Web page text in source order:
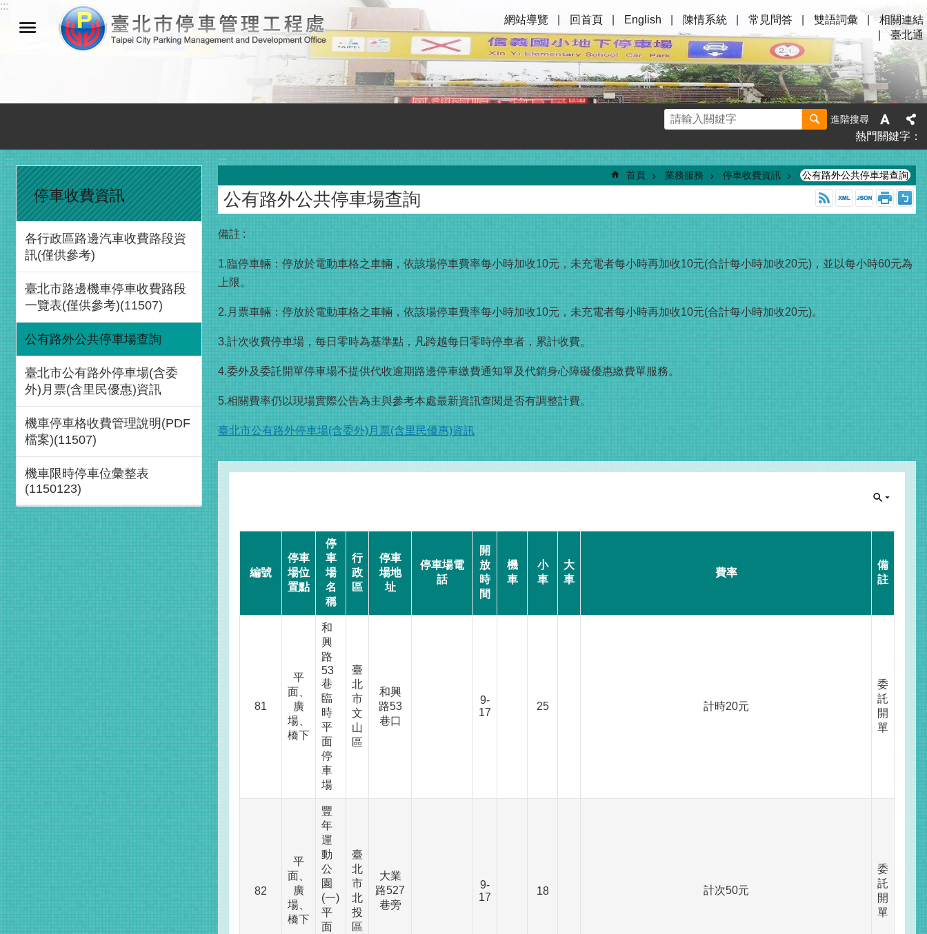
跳到主要內容區塊
:::
網站導覽
回首頁 English 陳情系統 常見問答 雙語詞彙
相關連結
臺北通
進階搜尋
熱門關鍵字
:::
停車收費資訊
各行政區路邊汽車收費路段資
訊(僅供參考)
臺北市路邊機車停車收費路段
一覽表(僅供參考)(11507)
公有路外公共停車場查詢
臺北市公有路外停車場(含委
外)月票(含里民優惠)資訊
機車停車格收費管理說明(PDF
檔案)(11507)
機車限時停車位彙整表
(1150123)
:::
首頁 業務服務 停車收費資訊 公有路外公共停車場查詢
公有路外公共停車場查詢
備註 :
1.臨停車輛：停放於電動車格之車輛，依該場停車費率每小時加收10元，未充電者每小時再加收10元(合計每小時加收20元)，並以每小時60元為
上限。
2.月票車輛：停放於電動車格之車輛，依該場停車費率每小時加收10元，未充電者每小時再加收10元(合計每小時加收20元)。
3.計次收費停車場，每日零時為基準點，凡跨越每日零時停車者，累計收費。
4.委外及委託開單停車場不提供代收逾期路邊停車繳費通知單及代銷身心障礙優惠繳費單服務。
5.相關費率仍以現場實際公告為主與參考本處最新資訊查閱是否有調整計費。
臺北市公有路外停車場(含委外)月票(含里民優惠)資訊
編號
停車
場位
置點
停
車
場
名
稱
行
政
區
停車
場地
址
停車場電
話
開
放
時
間
機
車
小
車
大
車
費率
備
註
81
平
面、
廣
場、
橋下
和
興
路
53
巷
臨
時
平
面
停
車
場
臺
北
市
文
山
區
和興
路53
巷口
9-
17
25 計時20元
委
託
開
單
82
平
面、
廣
場、
橋下
豐
年
運
動
公
園
(一)
平
面
臺
北
市
北
投
區
大業
路527
巷旁
9-
17
18 計次50元
委
託
開
單